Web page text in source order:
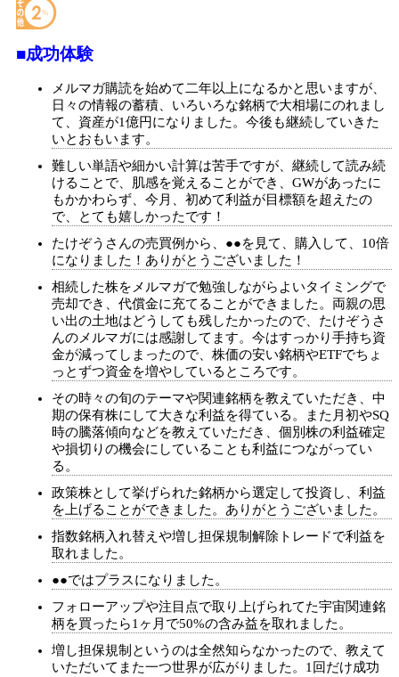
■成功体験
メルマガ購読を始めて二年以上になるかと思いますが、
日々の情報の蓄積、いろいろな銘柄で大相場にのれまし
て、資産が1億円になりました。今後も継続していきた
いとおもいます。
難しい単語や細かい計算は苦手ですが、継続して読み続
けることで、肌感を覚えることができ、GWがあったに
もかかわらず、今月、初めて利益が目標額を超えたの
で、とても嬉しかったです！
たけぞうさんの売買例から、●●を見て、購入して、10倍
になりました！ありがとうございました！
相続した株をメルマガで勉強しながらよいタイミングで
売却でき、代償金に充てることができました。両親の思
い出の土地はどうしても残したかったので、たけぞうさ
んのメルマガには感謝してます。今はすっかり手持ち資
金が減ってしまったので、株価の安い銘柄やETFでちょ
っとずつ資金を増やしているところです。
その時々の旬のテーマや関連銘柄を教えていただき、中
期の保有株にして大きな利益を得ている。また月初やSQ
時の騰落傾向などを教えていただき、個別株の利益確定
や損切りの機会にしていることも利益につながってい
る。
政策株として挙げられた銘柄から選定して投資し、利益
を上げることができました。ありがとうございました。
指数銘柄入れ替えや増し担保規制解除トレードで利益を
取れました。
●●ではプラスになりました。
フォローアップや注目点で取り上げられてた宇宙関連銘
柄を買ったら1ヶ月で50%の含み益を取れました。
増し担保規制というのは全然知らなかったので、教えて
いただいてまた一つ世界が広がりました。1回だけ成功